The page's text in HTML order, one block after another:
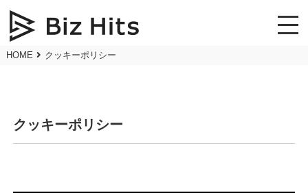
HOME クッキーポリシー
クッキーポリシー